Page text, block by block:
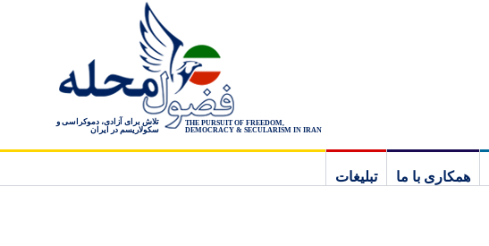
THE PURSUIT OF FREEDOM,
DEMOCRACY & SECULARISM IN IRAN
تلاش برای آزادی، دموکراسی و
سکولاریسم در ایران
همکاری با ما
تبلیغات